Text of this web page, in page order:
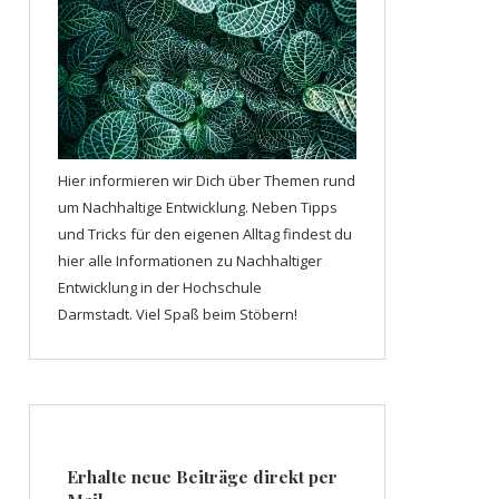
Hier informieren wir Dich über Themen rund
um Nachhaltige Entwicklung. Neben Tipps
und Tricks für den eigenen Alltag findest du
hier alle Informationen zu Nachhaltiger
Entwicklung in der Hochschule
Darmstadt. Viel Spaß beim Stöbern!
Erhalte neue Beiträge direkt per